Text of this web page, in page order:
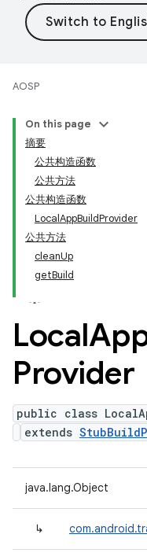
AOSP
On this page
摘要
公共构造函数
公共方法
公共构造函数
LocalAppBuildProvider
公共方法
cleanUp
getBuild
Local
Provider
public class
extends
java.lang.Object
↳